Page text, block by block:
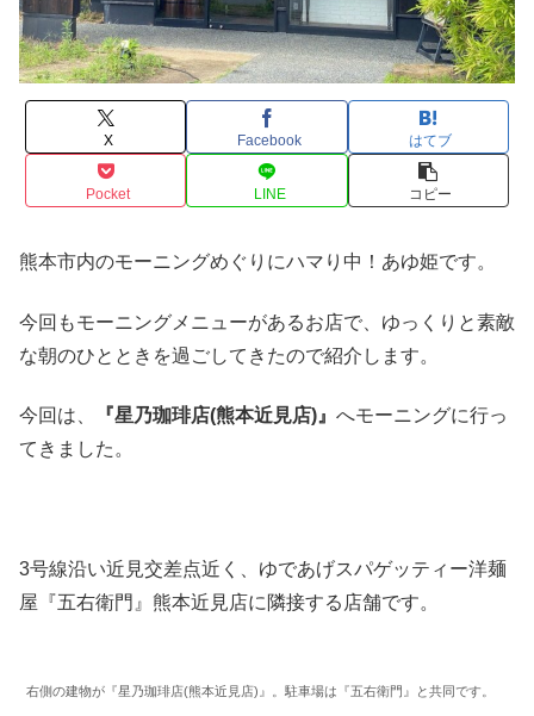
X Facebook はてブ
Pocket LINE コピー
熊本市内のモーニングめぐりにハマり中！あゆ姫です。
今回もモーニングメニューがあるお店で、ゆっくりと素敵
な朝のひとときを過ごしてきたので紹介します。
今回は、 『星乃珈琲店(熊本近見店)』 へモーニングに行っ
てきました。
3号線沿い近見交差点近く、ゆであげスパゲッティー洋麺
屋『五右衛門』熊本近見店に隣接する店舗です。
右側の建物が『星乃珈琲店(熊本近見店)』。駐車場は『五右衛門』と共同です。